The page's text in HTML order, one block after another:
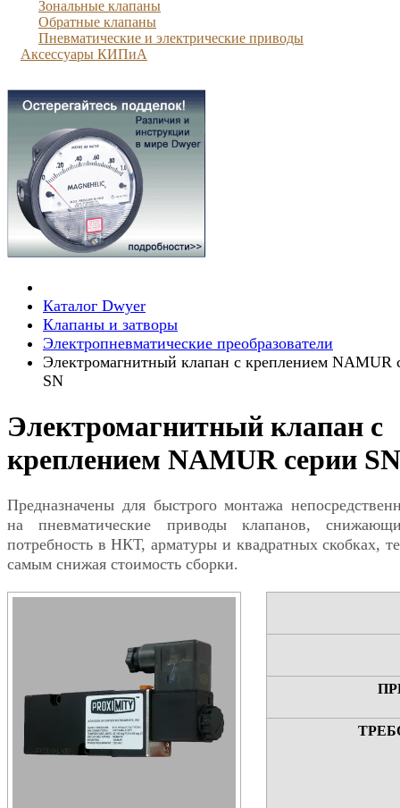
Зональные клапаны
Обратные клапаны
Пневматические и электрические приводы
Аксессуары КИПиА
Каталог Dwyer
Клапаны и затворы
Электропневматические преобразователи
Электромагнитный клапан с креплением NAMUR
SN
Электромагнитный клапан с
креплением NAMUR серии SN
Предназначены для быстрого монтажа
на пневматические приводы клапанов,
потребность в НКТ, арматуры и квадратных скобках,
самым снижая стоимость сборки.